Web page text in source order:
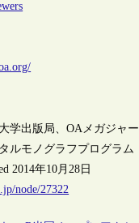
学出版局、OAメガジャー
ルモノグラフプログラム
2014年10月28日
node/27322